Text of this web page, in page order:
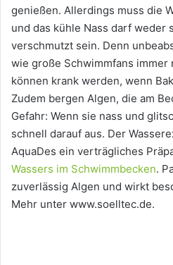
genießen. Allerdings muss die
und das kühle Nass darf weder
verschmutzt sein. Denn
wie große Schwimmfans immer
können krank werden, wenn
Zudem bergen Algen, die am
Gefahr: Wenn sie nass und
schnell darauf aus. Der
AquaDes ein verträgliches
Wassers im Schwimmbecken.
zuverlässig Algen und wirkt
Mehr unter www.soelltec.de.